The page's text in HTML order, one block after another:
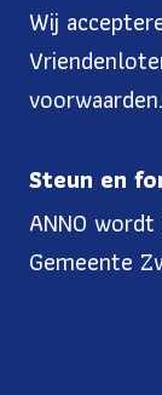
Wij
voorwaarden.
Steun en
ANNO
Gemeente